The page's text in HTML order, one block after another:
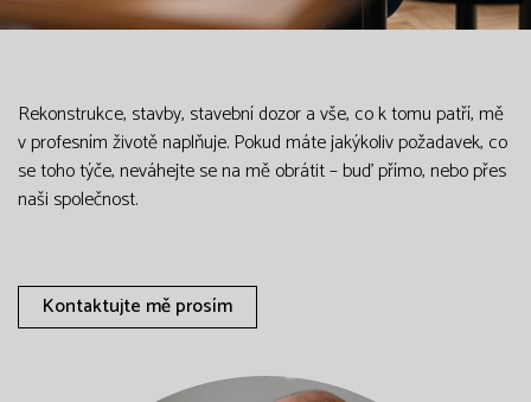
Rekonstrukce, stavby, stavební dozor a vše, co k tomu patří, mě
v profesním životě naplňuje. Pokud máte jakýkoliv požadavek, co
se toho týče, neváhejte se na mě obrátit – buď přímo, nebo přes
naši společnost.
Kontaktujte mě prosím